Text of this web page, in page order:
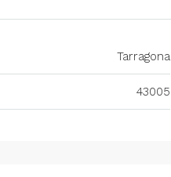
Tarragona
43005